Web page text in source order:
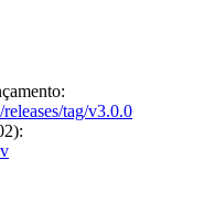
tag/v3.0.0